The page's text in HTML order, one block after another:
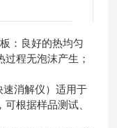
：良好的热均匀
程无泡沫产生；
消解仪）适用于
根据样品测试、